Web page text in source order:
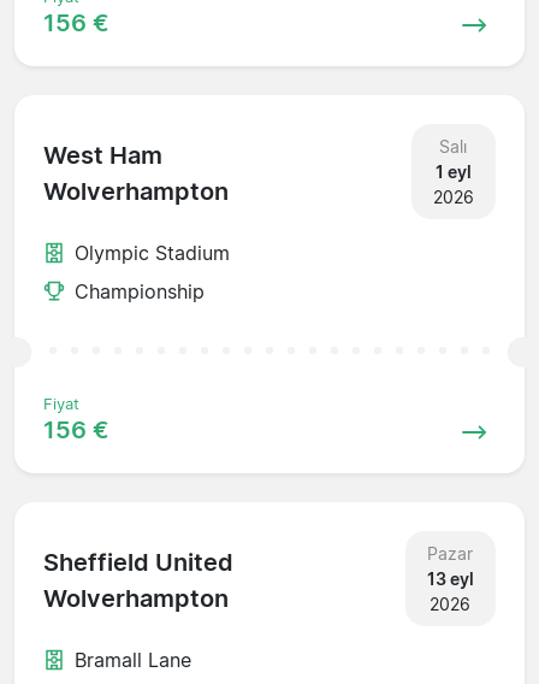
156 €
West Ham
Wolverhampton
Salı
1 eyl
2026
Olympic Stadium
Championship
Fiyat
156 €
Sheffield United
Wolverhampton
Pazar
13 eyl
2026
Bramall Lane